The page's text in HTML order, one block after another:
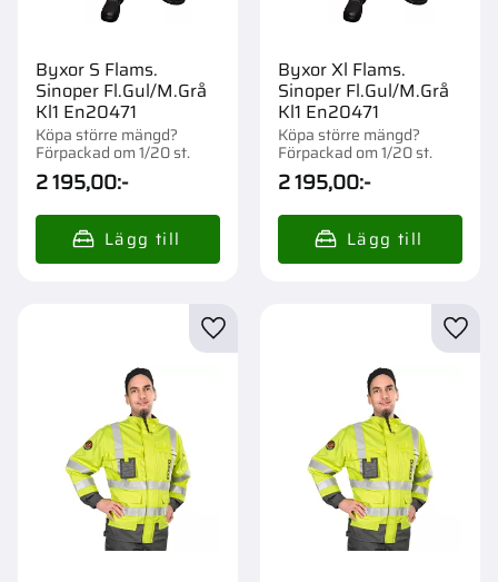
Byxor S Flams.
Sinoper Fl.Gul/M.Grå
Kl1 En20471
Köpa större mängd?
Förpackad om 1/20 st.
2 195,00:-
Byxor Xl Flams.
Sinoper Fl.Gul/M.Grå
Kl1 En20471
Köpa större mängd?
Förpackad om 1/20 st.
2 195,00:-
Lägg till i favoriter